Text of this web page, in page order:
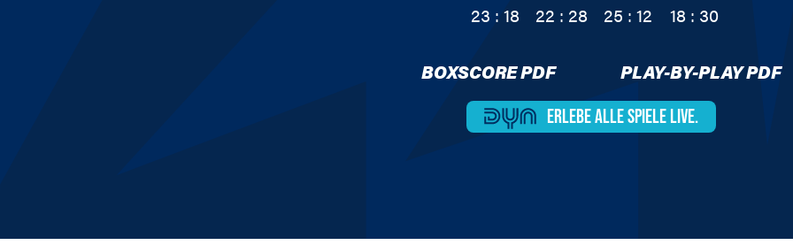
23 : 18
22 : 28
25 : 12
18 : 30
BOXSCORE PDF PLAY-BY-PLAY PDF
ERLEBE ALLESPIELE LIVE.